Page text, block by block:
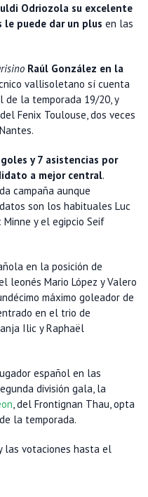
Odriozola su excelente
le puede dar un plus en las
Raúl González en la
vallisoletano sí cuenta
de la temporada 19/20, y
Fenix Toulouse, dos veces
y 7 asistencias por
a mejor central.
campaña aunque
son los habituales Luc
Minne y el egipcio Seif
en la posición de
leonés Mario López y Valero
máximo goleador de
en el trio de
Ilic y Raphaël
español en las
división gala, la
, del Frontignan Thau, opta
la temporada.
las votaciones hasta el